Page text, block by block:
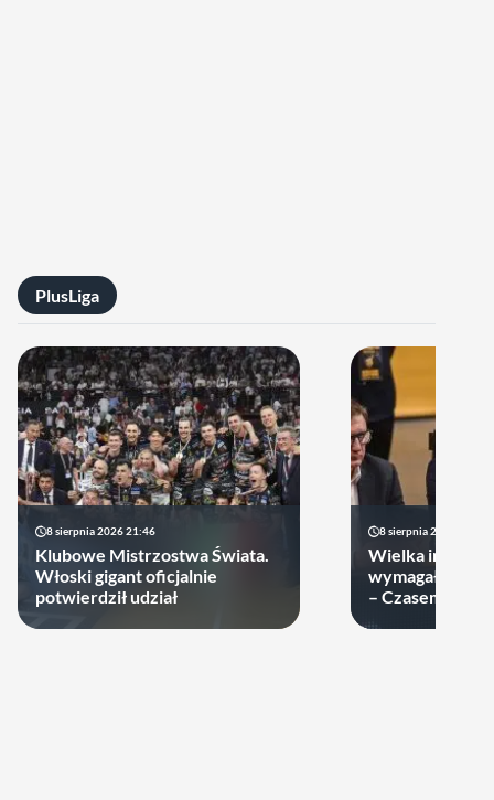
PlusLiga
8 sierpnia 2026 21:46
Klubowe Mistrzostwa Świata.
Włoski gigant oficjalnie
potwierdził udział
8 sierpnia 2026 19:22
Wielka impreza
wymagała
– Czasem